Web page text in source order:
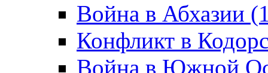
Война в Абхазии
Конфликт в
Война в Южной